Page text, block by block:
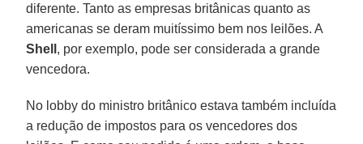
diferente. Tanto as empresas britânicas quanto as
americanas se deram muitíssimo bem nos leilões. A
Shell , por exemplo, pode ser considerada a grande
vencedora.
No lobby do ministro britânico estava também incluída
a redução de impostos para os vencedores dos